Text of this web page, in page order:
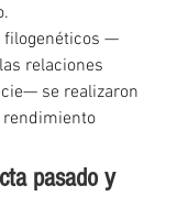
filogenéticos —
relaciones
se realizaron
rendimiento
pasado y